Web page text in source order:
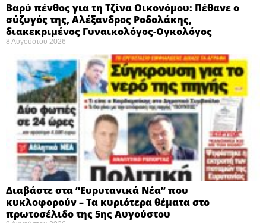
Βαρύ πένθος για τη Τζίνα Οικονόμου: Πέθανε ο
σύζυγός της, Αλέξανδρος Ροδολάκης,
διακεκριμένος Γυναικολόγος-Ογκολόγος
8 Αυγούστου 2026
Διαβάστε στα “Ευρυτανικά Νέα” που
κυκλοφορούν – Τα κυριότερα θέματα στο
πρωτοσέλιδο της 5ης Αυγούστου